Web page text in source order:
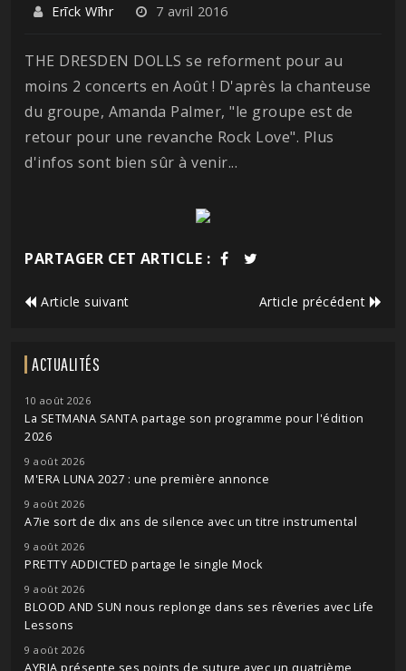
Erīck Wīhr 7 avril 2016
THE DRESDEN DOLLS se reforment pour au
moins 2 concerts en Août ! D'après la chanteuse
du groupe, Amanda Palmer, "le groupe est de
retour pour une revanche Rock Love". Plus
d'infos sont bien sûr à venir...
PARTAGER CET ARTICLE :
Article suivant Article précédent
ACTUALITÉS
10 août 2026
La SETMANA SANTA partage son programme pour l'édition
2026
9 août 2026
M'ERA LUNA 2027 : une première annonce
9 août 2026
A7ie sort de dix ans de silence avec un titre instrumental
9 août 2026
PRETTY ADDICTED partage le single Mock
9 août 2026
BLOOD AND SUN nous replonge dans ses rêveries avec Life
Lessons
9 août 2026
AYRIA présente ses points de suture avec un quatrième